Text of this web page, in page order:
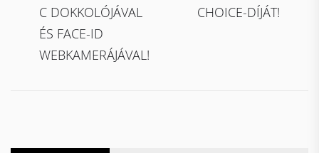
C DOKKOLÓJÁVAL
ÉS FACE-ID
WEBKAMERÁJÁVAL!
CHOICE-DÍJÁT!